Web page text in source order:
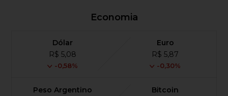
Economia
Dólar
R$ 5,08
-0,58%
Euro
R$ 5,87
-0,30%
Peso Argentino
Bitcoin